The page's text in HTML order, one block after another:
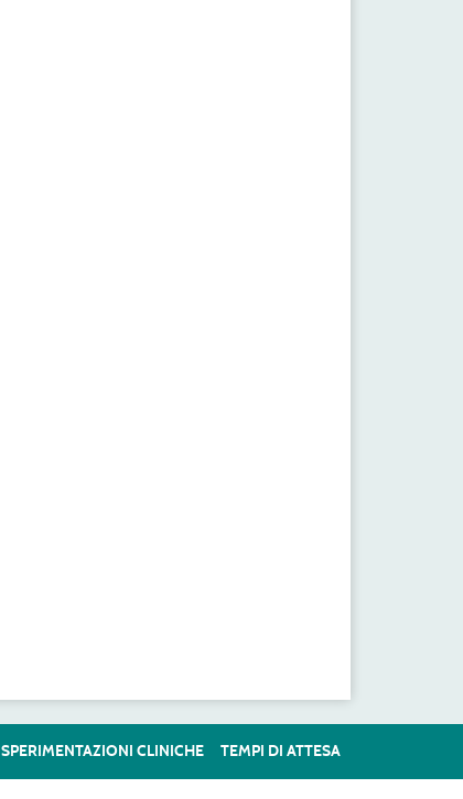
SPERIMENTAZIONI CLINICHE TEMPI DI ATTESA